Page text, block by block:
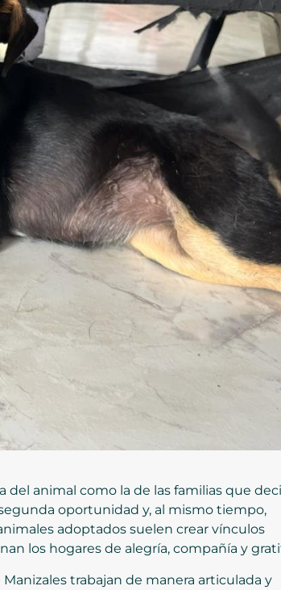
animal como la de las familias que
oportunidad y, al mismo tiempo,
adoptados suelen crear vínculos
los hogares de alegría, compañía y
trabajan de manera articulada y